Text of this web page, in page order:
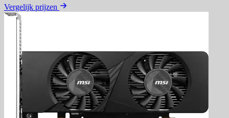
Vergelijk prijzen